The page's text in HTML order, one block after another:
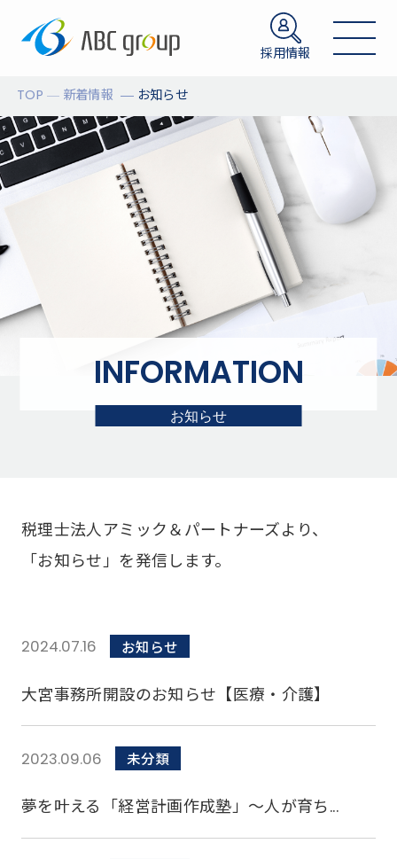
採用情報
TOP 新着情報 お知らせ
INFORMATION
お知らせ
税理士法人アミック＆パートナーズより、
「お知らせ」を発信します。
2024.07.16 お知らせ
大宮事務所開設のお知らせ【医療・介護】
2023.09.06 未分類
夢を叶える「経営計画作成塾」～人が育ち...